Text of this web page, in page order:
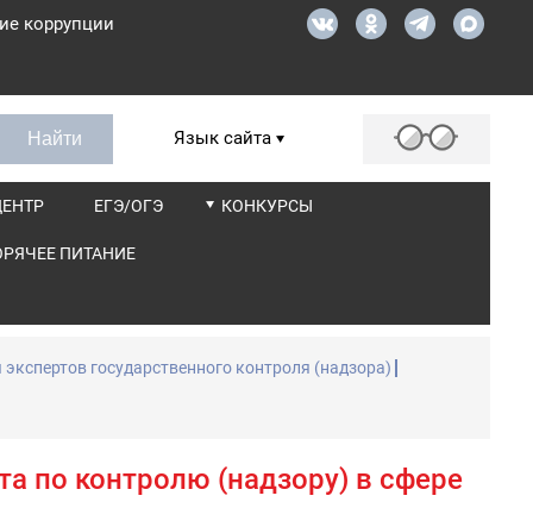
коррупции
Язык сайта
ЕГЭ/ОГЭ КОНКУРСЫ
ПИТАНИЕ
экспертов государственного контроля (надзора)
по контролю (надзору) в сфере